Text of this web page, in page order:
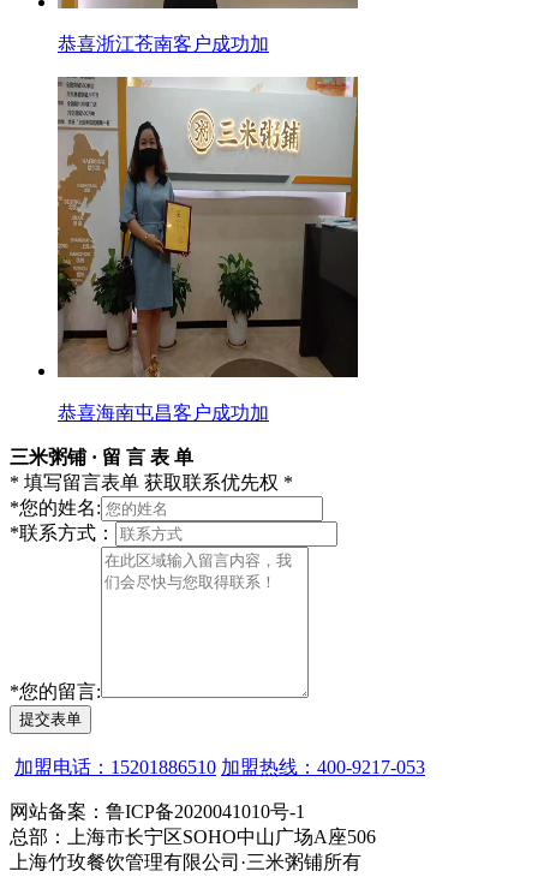
恭喜浙江苍南客户成功加
恭喜海南屯昌客户成功加
三米粥铺 · 留 言 表 单
* 填写留言表单 获取联系优先权 *
*您的姓名:
*联系方式：
*您的留言:
提交表单
加盟电话：15201886510 加盟热线：400-9217-053
网站备案：鲁ICP备2020041010号-1
总部：上海市长宁区SOHO中山广场A座506
上海竹玫餐饮管理有限公司·三米粥铺所有